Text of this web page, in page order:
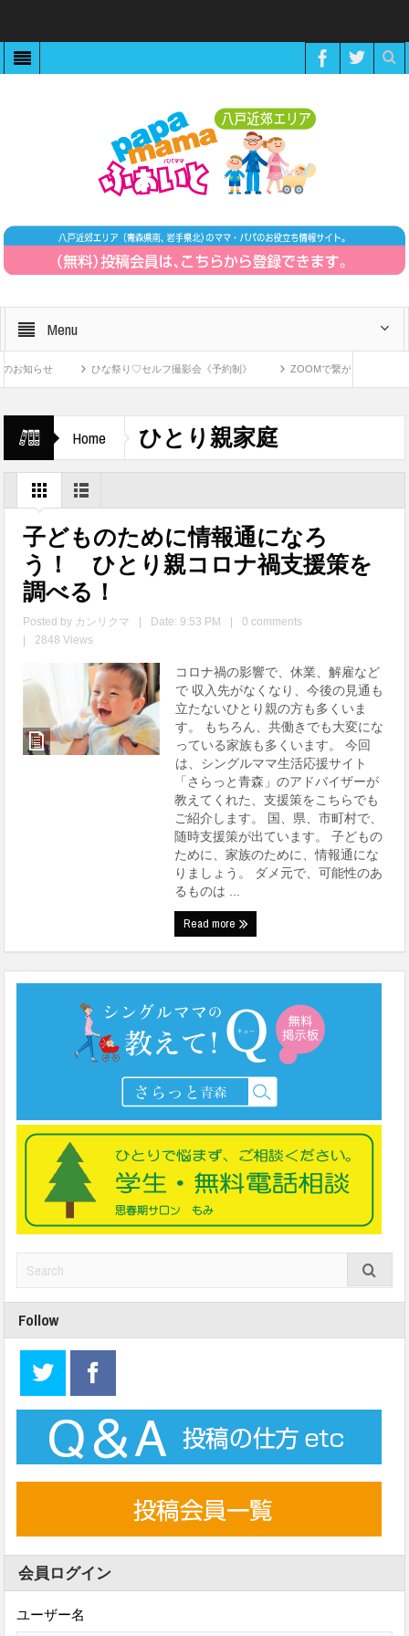
Menu
らせ ひな祭り♡セルフ撮影会《予約制》 ZOOMで繋がる！〜11月15
Home ひとり親家庭
子どものために情報通になろ
う！ ひとり親コロナ禍支援策を
調べる！
Posted by カンリクマ Date: 9:53 PM
0 comments
2848 Views
コロナ禍の影響で、休業、解雇など
で 収入先がなくなり、今後の見通も
立たないひとり親の方も多くいま
す。 もちろん、共働きでも大変にな
っている家族も多くいます。 今回
は、シングルママ生活応援サイト
「さらっと青森」のアドバイザーが
教えてくれた、支援策をこちらでも
ご紹介します。 国、県、市町村で、
随時支援策が出ています。 子どもの
ために、家族のために、情報通にな
りましょう。 ダメ元で、可能性のあ
るものは ...
Read more
Follow
会員ログイン
ユーザー名